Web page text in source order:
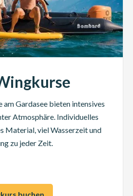
Gardasee bieten intensives
Atmosphäre. Individuelles
Material, viel Wasserzeit und
zu jeder Zeit.
buchen